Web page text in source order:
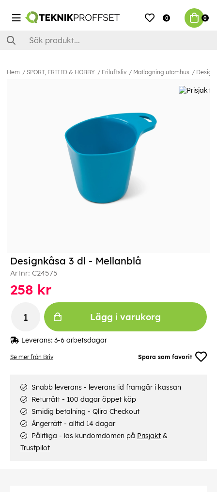
0 0
Hem SPORT, FRITID & HOBBY Friluftsliv Matlagning utomhus
Se mer från Briv Spara som favorit
Designkåsa 3 dl - Mellanblå
Artnr: C24575
258 kr
Lägg i varukorg
Leverans: 3-6 arbetsdagar
Snabb leverans - leveranstid framgår i kassan
Returrätt - 100 dagar öppet köp
Smidig betalning - Qliro Checkout
Ångerrätt - alltid 14 dagar
Pålitliga - läs kundomdömen på Prisjakt &
Trustpilot